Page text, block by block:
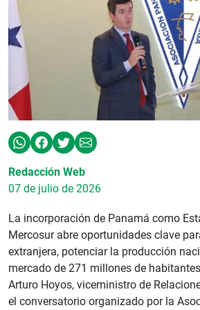
Redacción Web
07 de julio de 2026
La incorporación de Panamá como
Mercosur abre oportunidades clave
extranjera, potenciar la producción
mercado de 271 millones de
Arturo Hoyos, viceministro de
el conversatorio organizado por la